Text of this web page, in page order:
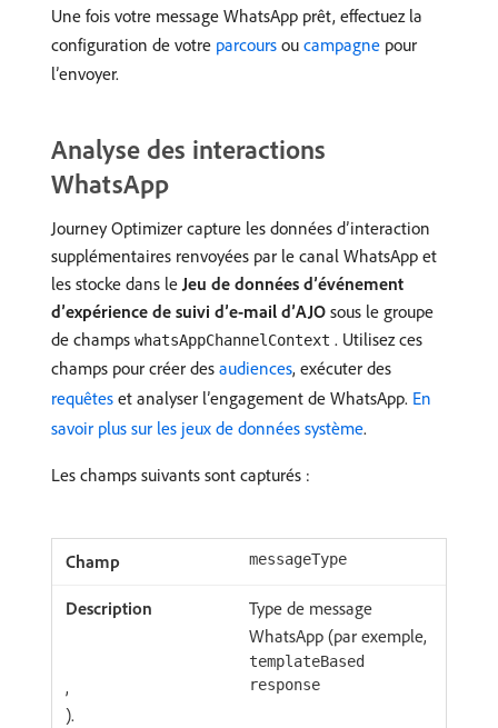
Une fois votre message WhatsApp prêt, effectuez la
configuration de votre parcours ou campagne pour
l’envoyer.
Analyse des interactions
WhatsApp
Journey Optimizer capture les données d’interaction
supplémentaires renvoyées par le canal WhatsApp et
les stocke dans leJeu de données d’événement
d’expérience de suivi d’e-mail d’AJO sous le groupe
de champs whatsAppChannelContext . Utilisez ces
champs pour créer des audiences, exécuter des
requêtes et analyser l’engagement de WhatsApp. En
savoir plus sur les jeux de données système.
Les champs suivants sont capturés :
messageType
Type de message
WhatsApp (par exemple,
templateBased
, response
).